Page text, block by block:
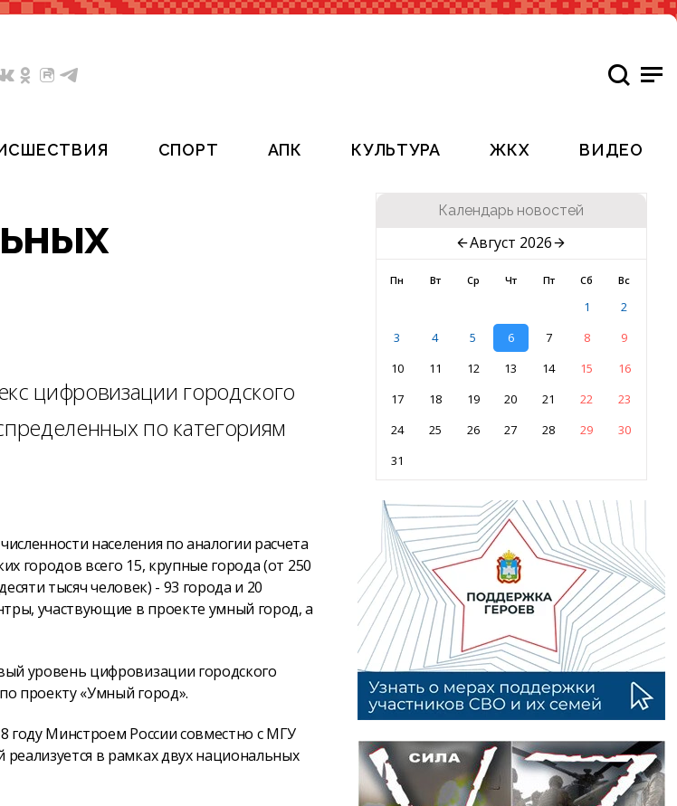
СПОРТ АПК КУЛЬТУРА ЖКХ ВИДЕО
цифровизации городского
по категориям
населения по аналогии расчета
городов всего 15, крупные города (от 250
тысяч человек) - 93 города и 20
участвующие в проекте умный город, а
уровень цифровизации городского
проекту «Умный город».
году Минстроем России совместно с МГУ
в рамках двух национальных
Календарь новостей
Август 2026
Пн Вт Ср Чт Пт Сб Вс
1
2
3
4 5 6 7 8
9
10
11 12 13 14 15
16
17
18 19 20 21 22
23
24
25 26 27 28 29
30
31